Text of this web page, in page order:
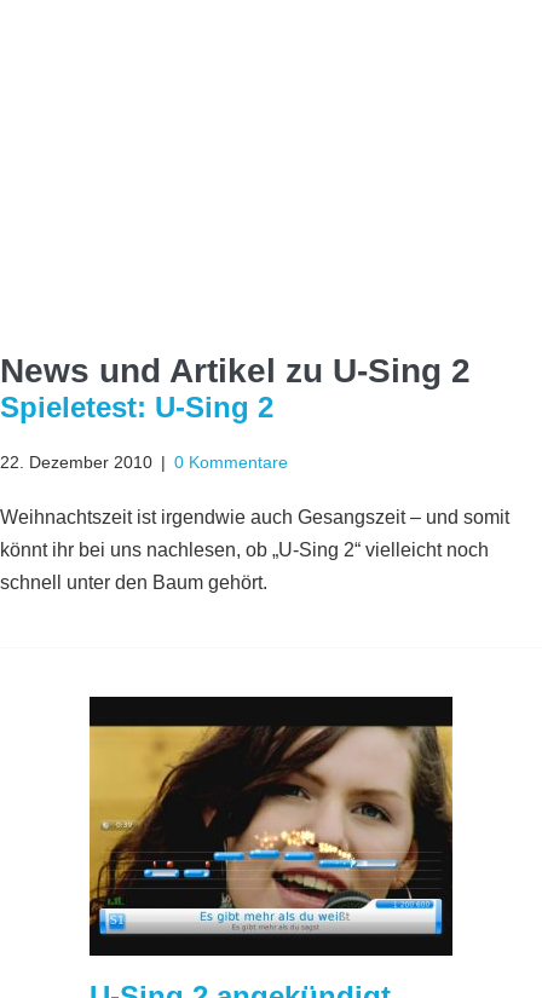
News und Artikel zu U-Sing 2
Spieletest: U-Sing 2
22. Dezember 2010 | 0 Kommentare
Weihnachtszeit ist irgendwie auch Gesangszeit – und somit
könnt ihr bei uns nachlesen, ob „U-Sing 2“ vielleicht noch
schnell unter den Baum gehört.